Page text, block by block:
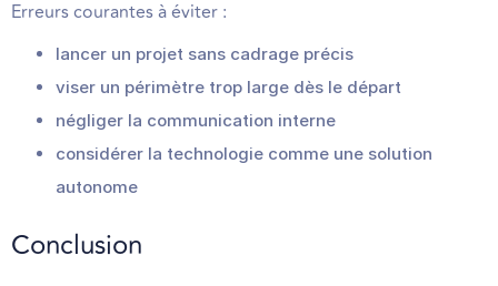
Erreurs courantes à éviter :
lancer un projet sans cadrage précis
viser un périmètre trop large dès le départ
négliger la communication interne
considérer la technologie comme une solution
autonome
Conclusion